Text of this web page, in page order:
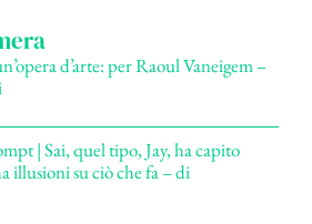
d’arte: per Raoul Vaneigem –
| Sai, quel tipo, Jay, ha capito
illusioni su ciò che fa – di